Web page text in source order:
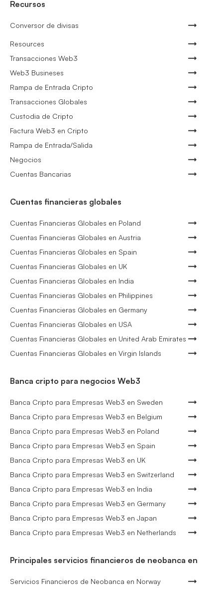
Recursos
Conversor de divisas
Resources
Transacciones Web3
Web3 Busineses
Rampa de Entrada Cripto
Transacciones Globales
Custodia de Cripto
Factura Web3 en Cripto
Rampa de Entrada/Salida
Negocios
Cuentas Bancarias
Cuentas financieras globales
Cuentas Financieras Globales en Poland
Cuentas Financieras Globales en Austria
Cuentas Financieras Globales en Spain
Cuentas Financieras Globales en UK
Cuentas Financieras Globales en India
Cuentas Financieras Globales en Philippines
Cuentas Financieras Globales en Germany
Cuentas Financieras Globales en USA
Cuentas Financieras Globales en United Arab Emirates
Cuentas Financieras Globales en Virgin Islands
Banca cripto para negocios Web3
Banca Cripto para Empresas Web3 en Sweden
Banca Cripto para Empresas Web3 en Belgium
Banca Cripto para Empresas Web3 en Poland
Banca Cripto para Empresas Web3 en Spain
Banca Cripto para Empresas Web3 en UK
Banca Cripto para Empresas Web3 en Switzerland
Banca Cripto para Empresas Web3 en India
Banca Cripto para Empresas Web3 en Germany
Banca Cripto para Empresas Web3 en Japan
Banca Cripto para Empresas Web3 en Netherlands
Principales servicios financieros de neobanca en
Servicios Financieros de Neobanca en Norway